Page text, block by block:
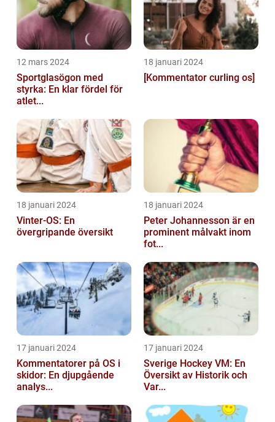
12 mars 2024
Sportglasögon med
styrka: En klar fördel för
atlet...
18 januari 2024
[Kommentator curling os]
18 januari 2024
Vinter-OS: En
övergripande översikt
18 januari 2024
Peter Johannesson är en
prominent målvakt inom
fot...
17 januari 2024
Kommentatorer på OS i
skidor: En djupgående
analys...
17 januari 2024
Sverige Hockey VM: En
Översikt av Historik och
Var...